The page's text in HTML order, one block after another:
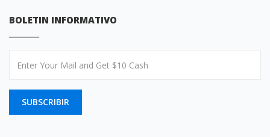
BOLETIN INFORMATIVO
SUBSCRIBIR